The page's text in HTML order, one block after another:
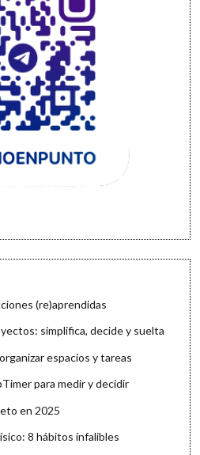
(re)aprendidas
simplifica, decide y suelta
espacios y tareas
para medir y decidir
en 2025
8 hábitos infalibles